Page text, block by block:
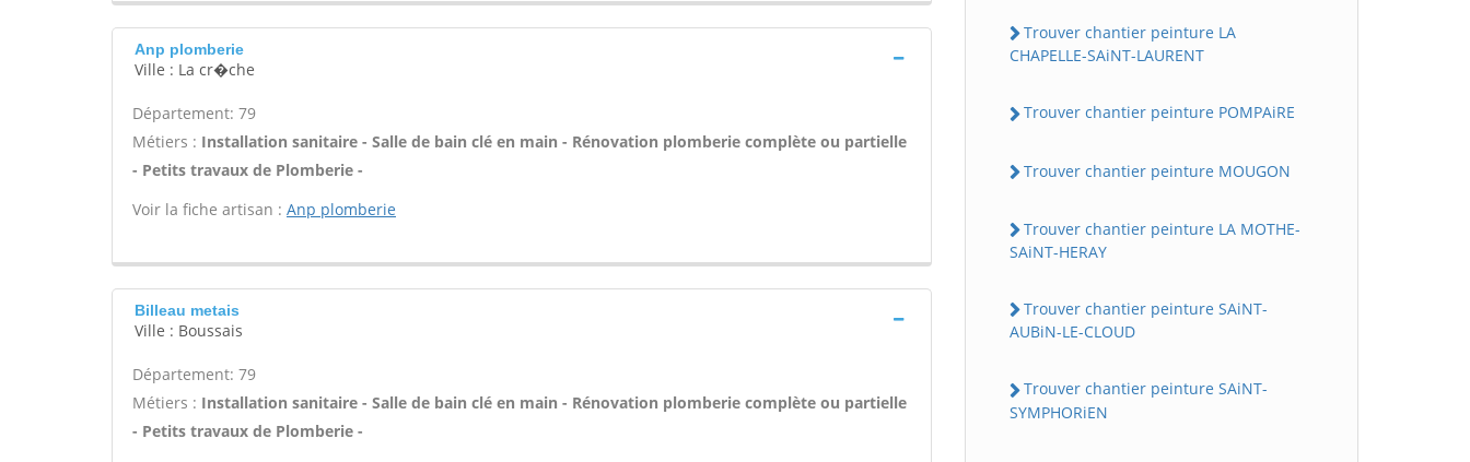
Anp plomberie
Ville : La cr�che
Département: 79
Métiers : Installation sanitaire - Salle de bain clé en main - Rénovation plomberie complète ou partielle
- Petits travaux de Plomberie -
Voir la fiche artisan : Anp plomberie
Billeau metais
Ville : Boussais
Département: 79
Métiers : Installation sanitaire - Salle de bain clé en main - Rénovation plomberie complète ou partielle
- Petits travaux de Plomberie -
Trouver chantier peinture LA
CHAPELLE-SAiNT-LAURENT
Trouver chantier peinture POMPAiRE
Trouver chantier peinture MOUGON
Trouver chantier peinture LA MOTHE-
SAiNT-HERAY
Trouver chantier peinture SAiNT-
AUBiN-LE-CLOUD
Trouver chantier peinture SAiNT-
SYMPHORiEN